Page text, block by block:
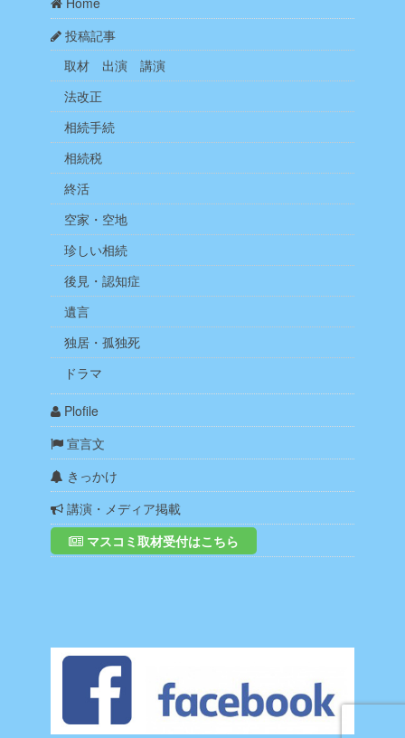
投稿記事
取材 出演 講演
法改正
相続手続
相続税
終活
空家・空地
珍しい相続
後見・認知症
遺言
独居・孤独死
ドラマ
Plofile
宣言文
きっかけ
講演・メディア掲載
マスコミ取材受付はこちら